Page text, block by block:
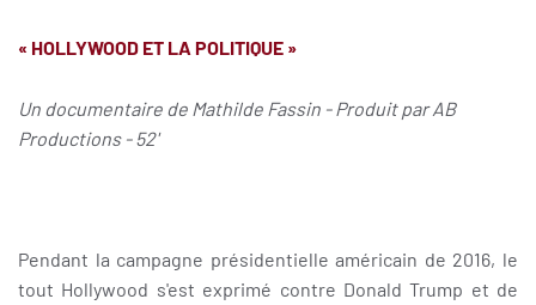
« HOLLYWOOD ET LA POLITIQUE »
Un documentaire de Mathilde Fassin - Produit par AB
Productions - 52'
Pendant la campagne présidentielle américain de 2016, le
tout Hollywood s'est exprimé contre Donald Trump et de